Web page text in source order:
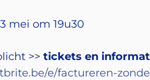
mei om 19u30
>>tickets en
e/factureren-